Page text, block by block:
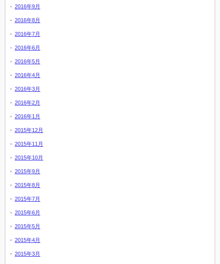
2016年9月
2016年8月
2016年7月
2016年6月
2016年5月
2016年4月
2016年3月
2016年2月
2016年1月
2015年12月
2015年11月
2015年10月
2015年9月
2015年8月
2015年7月
2015年6月
2015年5月
2015年4月
2015年3月